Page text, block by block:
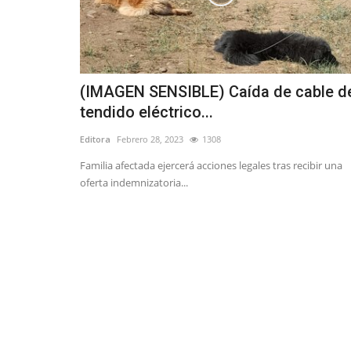
(IMAGEN SENSIBLE) Caída de cable
tendido eléctrico...
Editora Febrero 28, 2023 1308
Familia afectada ejercerá acciones legales tras recibir una
oferta indemnizatoria...